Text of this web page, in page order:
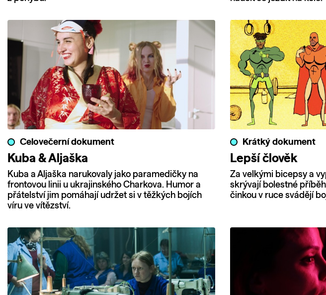
Celovečerní dokument
Kuba & Aljaška
Kuba a Aljaška narukovaly jako paramedičky na
frontovou linii u ukrajinského Charkova. Humor a
přátelství jim pomáhají udržet si v těžkých bojích
víru ve vítězství.
Krátký dokument
Lepší člověk
Za velkými bicepsy a
skrývají bolestné
činkou v ruce svádějí